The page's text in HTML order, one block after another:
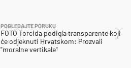
POGLEDAJTE PORUKU
FOTO Torcida podigla transparente koji
će odjeknuti Hrvatskom: Prozvali
"moralne vertikale"